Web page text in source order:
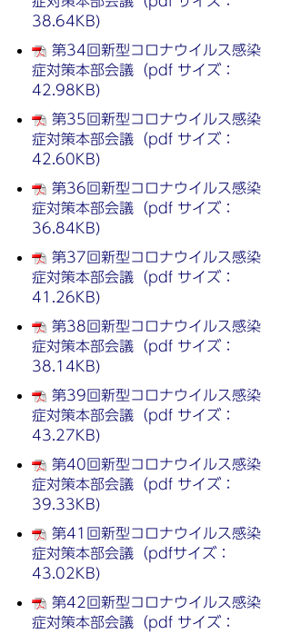
38.64KB)
第34回新型コロナウイルス感染
症対策本部会議（pdf サイズ：
42.98KB)
第35回新型コロナウイルス感染
症対策本部会議（pdf サイズ：
42.60KB)
第36回新型コロナウイルス感染
症対策本部会議（pdf サイズ：
36.84KB)
第37回新型コロナウイルス感染
症対策本部会議（pdf サイズ：
41.26KB)
第38回新型コロナウイルス感染
症対策本部会議（pdf サイズ：
38.14KB)
第39回新型コロナウイルス感染
症対策本部会議（pdf サイズ：
43.27KB)
第40回新型コロナウイルス感染
症対策本部会議（pdf サイズ：
39.33KB)
第41回新型コロナウイルス感染
症対策本部会議（pdfサイズ：
43.02KB)
第42回新型コロナウイルス感染
症対策本部会議（pdf サイズ：